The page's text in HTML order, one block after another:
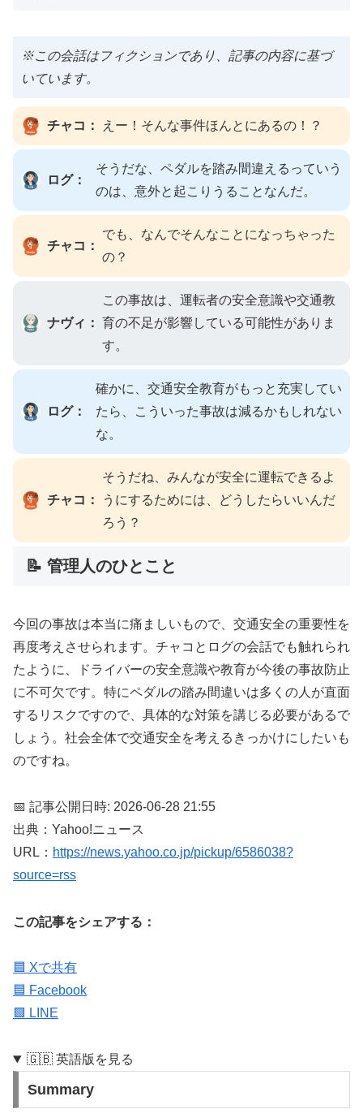
※この会話はフィクションであり、記事の内容に基づ
いています。
チャコ： えー！そんな事件ほんとにあるの！？
ログ：
そうだな、ペダルを踏み間違えるっていう
のは、意外と起こりうることなんだ。
チャコ：
でも、なんでそんなことになっちゃった
の？
ナヴィ：
この事故は、運転者の安全意識や交通教
育の不足が影響している可能性がありま
す。
ログ：
確かに、交通安全教育がもっと充実してい
たら、こういった事故は減るかもしれない
な。
チャコ：
そうだね、みんなが安全に運転できるよ
うにするためには、どうしたらいいんだ
ろう？
📝 管理人のひとこと
今回の事故は本当に痛ましいもので、交通安全の重要性を
再度考えさせられます。チャコとログの会話でも触れられ
たように、ドライバーの安全意識や教育が今後の事故防止
に不可欠です。特にペダルの踏み間違いは多くの人が直面
するリスクですので、具体的な対策を講じる必要があるで
しょう。社会全体で交通安全を考えるきっかけにしたいも
のですね。
📅 記事公開日時: 2026-06-28 21:55
出典：Yahoo!ニュース
URL： https://news.yahoo.co.jp/pickup/6586038?
source=rss
この記事をシェアする：
🟦 Xで共有
🟦 Facebook
🟩 LINE
🇬🇧 英語版を見る
Summary